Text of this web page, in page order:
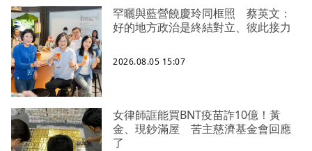
罕曬與藍營饒慶玲同框照 蔡英文：
好的地方政治是終結對立、彼此接力
2026.08.05 15:07
女律師誆能買BNT疫苗詐10億！黃
金、現鈔滿屋 苦主慈濟基金會回應
了